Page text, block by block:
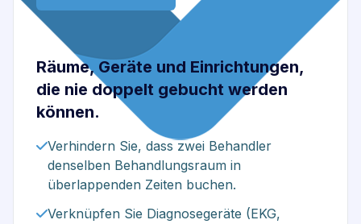
Räume, Geräte und Einrichtungen,
die nie doppelt gebucht werden
können.
Verhindern Sie, dass zwei Behandler
denselben Behandlungsraum in
überlappenden Zeiten buchen.
Verknüpfen Sie Diagnosegeräte (EKG,